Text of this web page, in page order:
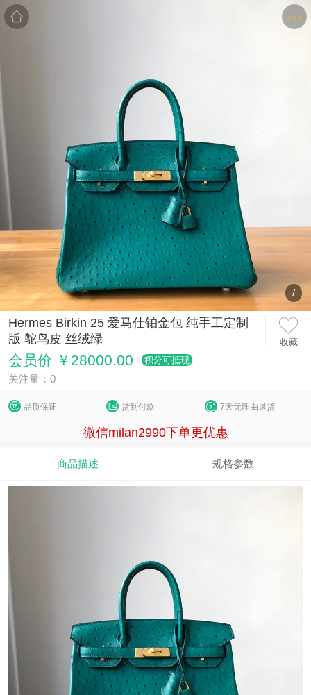
/
Hermes Birkin 25 爱马仕铂金包 纯手工定制
版 鸵鸟皮 丝绒绿
收藏
会员价 ￥28000.00 积分可抵现
关注量：0
品质保证 货到付款 7天无理由退货
微信milan2990下单更优惠
商品描述 规格参数